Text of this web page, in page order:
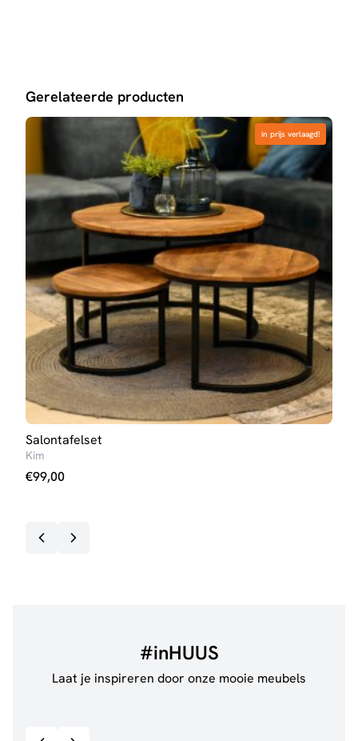
Gerelateerde producten
in prijs verlaagd!
in prijs verlaagd!
Salontafelset
Kim
€99,00
#inHUUS
Laat je inspireren door onze mooie meubels